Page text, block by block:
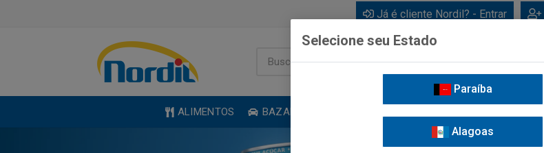
Já é cliente Nordil? - Entrar
ALIMENTOS BAZAR
Selecione seu Estado
Paraíba
Alagoas